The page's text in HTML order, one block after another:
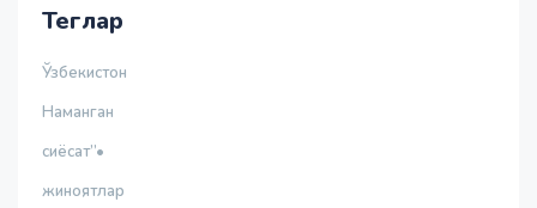
Теглар
Ўзбекистон
Наманган
сиёсат”•
жиноятлар